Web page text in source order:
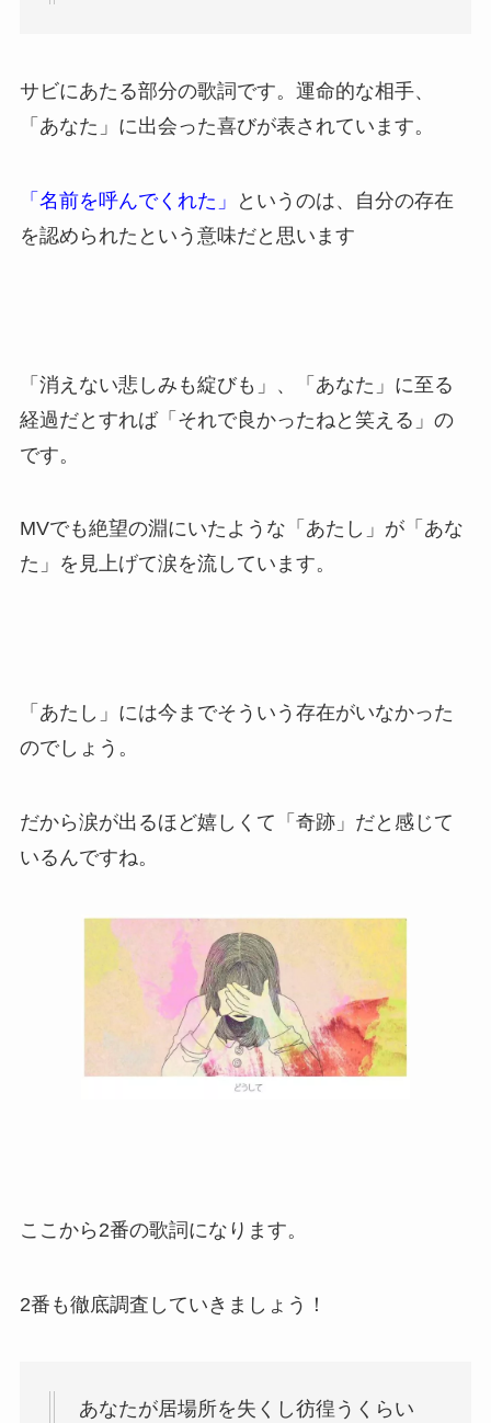
サビにあたる部分の歌詞です。運命的な相手、
「あなた」に出会った喜びが表されています。
「名前を呼んでくれた」
というのは、自分の存在
を認められたという意味だと思います
「消えない悲しみも綻びも」、「あなた」に至る
経過だとすれば「それで良かったねと笑える」の
です。
MVでも絶望の淵にいたような「あたし」が「あな
た」を見上げて涙を流しています。
「あたし」には今までそういう存在がいなかった
のでしょう。
だから涙が出るほど嬉しくて「奇跡」だと感じて
いるんですね。
ここから2番の歌詞になります。
2番も徹底調査していきましょう！
あなたが居場所を失くし彷徨うくらい